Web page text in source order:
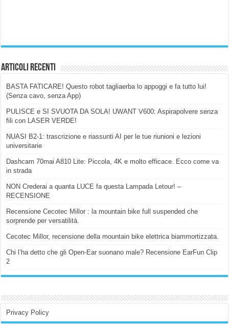
Articoli Recenti
BASTA FATICARE! Questo robot tagliaerba lo appoggi e fa tutto lui!
(Senza cavo, senza App)
PULISCE e SI SVUOTA DA SOLA! UWANT V600: Aspirapolvere senza
fili con LASER VERDE!
NUASI B2-1: trascrizione e riassunti AI per le tue riunioni e lezioni
universitarie
Dashcam 70mai A810 Lite: Piccola, 4K e molto efficace. Ecco come va
in strada
NON Crederai a quanta LUCE fa questa Lampada Letour! –
RECENSIONE
Recensione Cecotec Millor : la mountain bike full suspended che
sorprende per versatilità.
Cecotec Millor, recensione della mountain bike elettrica biammortizzata.
Chi l’ha detto che gli Open-Ear suonano male? Recensione EarFun Clip
2
Privacy Policy